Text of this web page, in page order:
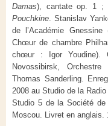
Damas), cantate op. 1 ;
Pouchkine. Stanislav
de l’Académie
Chœur de chambre
chœur : Igor Youdine).
Novossibirsk,
Thomas Sanderling.
2008 au Studio de la
Studio 5 de la Société de
Moscou. Livret en anglais.